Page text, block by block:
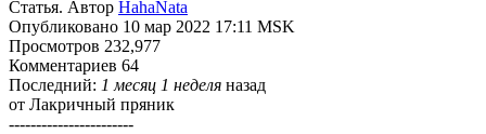
Статья. Автор HahaNata
Опубликовано 10 мар 2022 17:11 MSK
Просмотров 232,977
Комментариев 64
Последний: 1 месяц 1 неделя назад
от Лакричный пряник
-----------------------